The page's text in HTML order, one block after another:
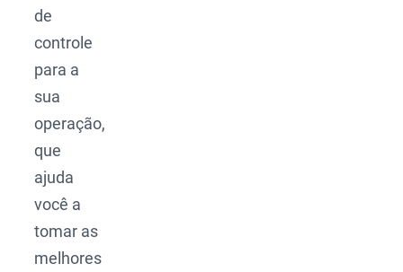
de
controle
para a
sua
operação,
que
ajuda
você a
tomar as
melhores